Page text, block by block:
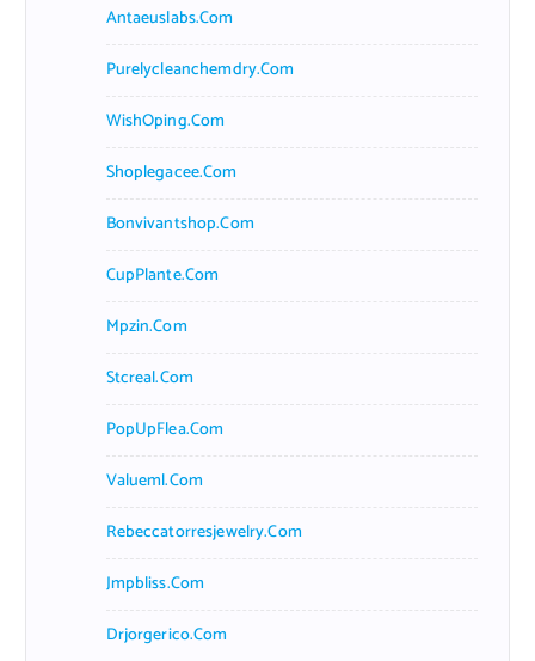
Antaeuslabs.com
Purelycleanchemdry.com
WishOping.com
Shoplegacee.com
Bonvivantshop.com
CupPlante.com
Mpzin.com
Stcreal.com
PopUpFlea.com
Valueml.com
Rebeccatorresjewelry.com
Jmpbliss.com
Drjorgerico.com